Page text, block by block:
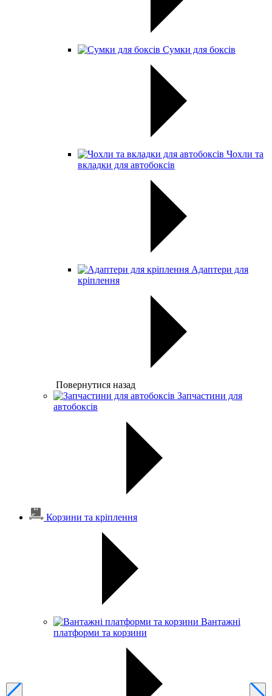
Сумки для боксів
Чохли та
вкладки для автобоксів
Адаптери для
кріплення
Повернутися назад
Запчастини для
автобоксів
Корзини та кріплення
Вантажні
платформи та корзини